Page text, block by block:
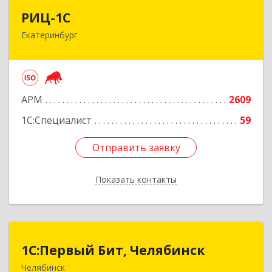
РИЦ-1С
Екатеринбург
АРМ
2609
1С:Специалист
59
Отправить заявку
Показать контакты
620102, Свердловская обл, Екатеринбург г,
Отправить заявку
Назад
1С:Первый Бит, Челябинск
Челябинск
1С:Первый Бит, Челябинск